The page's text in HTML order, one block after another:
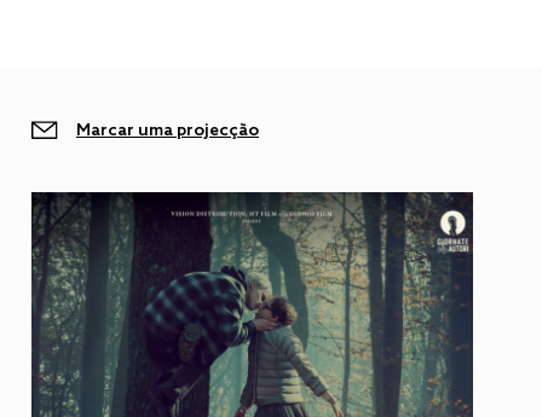
Marcar uma projecção